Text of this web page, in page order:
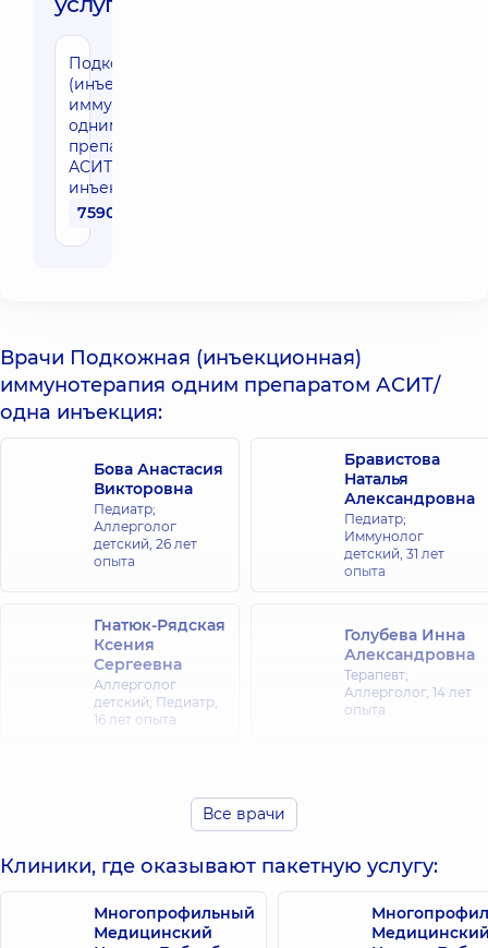
Подкожная
(инъекционная)
иммунотерапия
одним
препаратом
АСИТ / одна
инъекция
7590 грн
Врачи Подкожная (инъекционная)
иммунотерапия одним препаратом АСИТ/
одна инъекция:
Бова Анастасия
Викторовна
Педиатр;
Аллерголог
детский, 26 лет
опыта
Бравистова
Наталья
Александровна
Педиатр;
Иммунолог
детский, 31 лет
опыта
Гнатюк-Рядская
Ксения
Сергеевна
Аллерголог
детский; Педиатр,
16 лет опыта
Голубева Инна
Александровна
Терапевт;
Аллерголог, 14 лет
опыта
Аллерголог
детский,27 лет
опыта
Отоларинголог
Все врачи
Клиники, где оказывают пакетную услугу:
Многопрофильный
Медицинский